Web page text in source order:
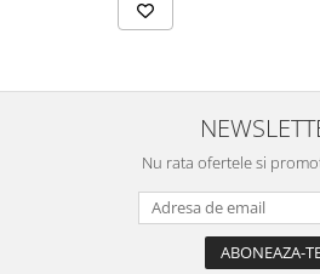
Nu rata ofertele si